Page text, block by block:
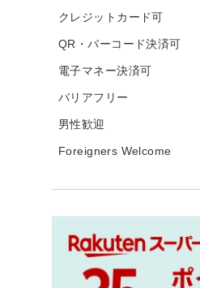
クレジットカード可
QR・バーコード決済可
電子マネー決済可
バリアフリー
男性歓迎
Foreigners Welcome